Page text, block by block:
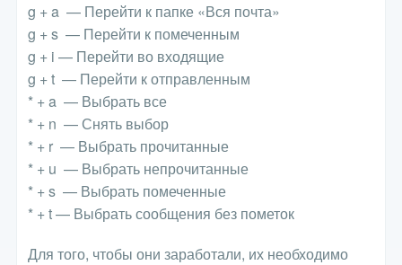
g + a — Перейти к папке «Вся почта»
g + s — Перейти к помеченным
g + i — Перейти во входящие
g + t — Перейти к отправленным
* + a — Выбрать все
* + n — Снять выбор
* + r — Выбрать прочитанные
* + u — Выбрать непрочитанные
* + s — Выбрать помеченные
* + t — Выбрать сообщения без пометок
Для того, чтобы они заработали, их необходимо